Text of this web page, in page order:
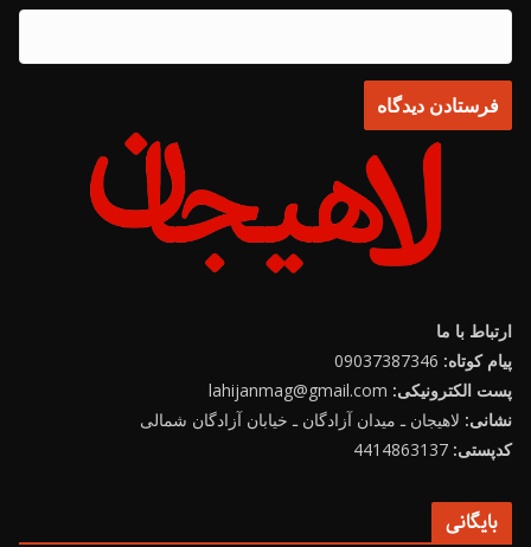
ارتباط با ما
پیام کوتاه:
پست الکترونیکی:
نشانی: لاهیجان ـ میدان آزادگان ـ خیابان آزادگان شمالی
کدپستی:
بایگانی